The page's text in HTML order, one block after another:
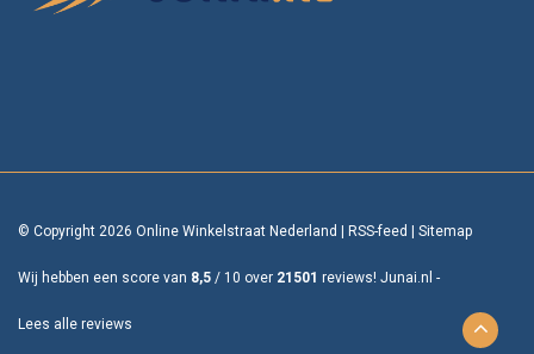
© Copyright 2026 Online Winkelstraat Nederland RSS-feed Sitemap
Wij hebben een score van 8,5 / 10 over 21501 reviews! Junai.nl -
Lees alle reviews